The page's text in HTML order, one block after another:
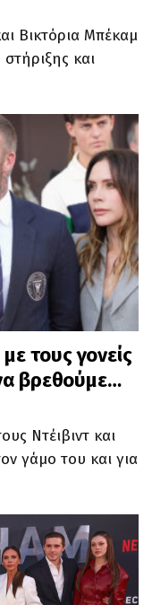
Βικτόρια Μπέκαμ
στήριξης και
τους γονείς
βρεθούμε…
Ντέιβιντ και
γάμο του και για